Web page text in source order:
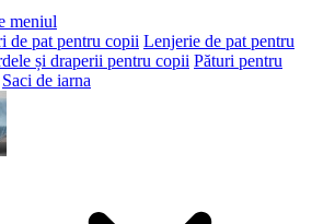
meniul
de pat pentru copii Lenjerie de pat pentru
și draperii pentru copii Pături pentru
Saci de iarna